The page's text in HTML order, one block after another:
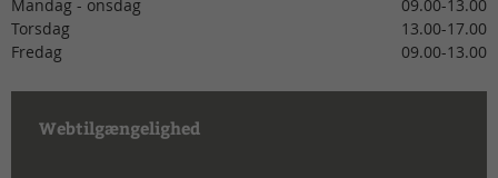
Mandag - onsdag
09.00-13.00
Torsdag
13.00-17.00
Fredag
09.00-13.00
Webtilgængelighed